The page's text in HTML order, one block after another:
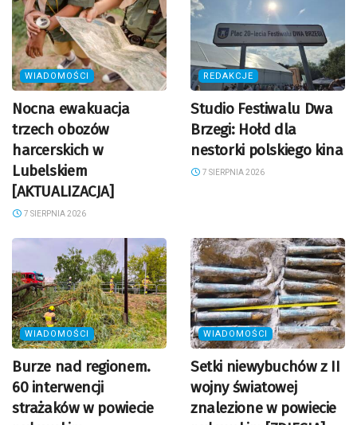
WIADOMOŚCI
Nocna ewakuacja
trzech obozów
harcerskich w
Lubelskiem
[AKTUALIZACJA]
7 SIERPNIA 2026
REDAKCJE
Studio Festiwalu Dwa
Brzegi: Hołd dla
nestorki polskiego kina
7 SIERPNIA 2026
WIADOMOŚCI
Burze nad regionem.
60 interwencji
strażaków w powiecie
WIADOMOŚCI
Setki niewybuchów z II
wojny światowej
znalezione w powiecie